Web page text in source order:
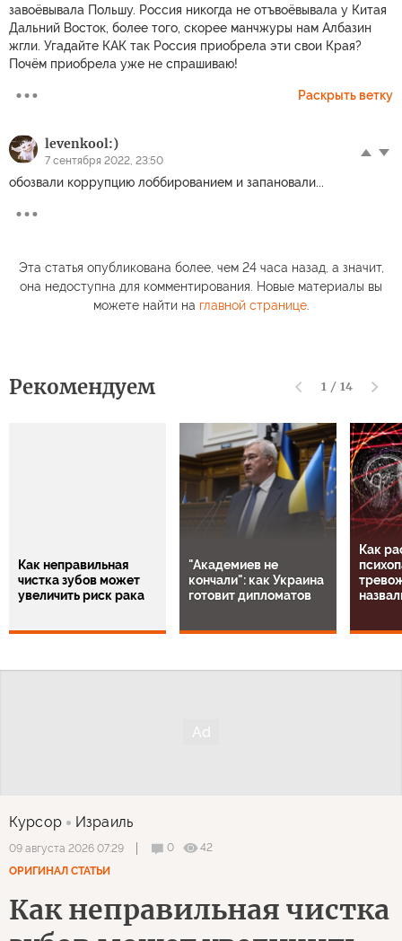
завоёвывала Польшу. Россия никогда не отъвоёвывала у Китая
Дальний Восток, более того, скорее манчжуры нам Албазин
жгли. Угадайте КАК так Россия приобрела эти свои Края?
Почём приобрела уже не спрашиваю!
Раскрыть ветку
levenkool:)
7 сентября 2022, 23:50
обозвали коррупцию лоббированием и запановали...
Эта статья опубликована более, чем 24 часа назад, а значит,
она недоступна для комментирования. Новые материалы вы
можете найти на главной странице.
Рекомендуем 1 / 14
Как неправильная
чистка зубов может
увеличить риск рака
"Академиев не
кончали": как Украина
готовит дипломатов
Как
Курсор Израиль
09 августа 2026 07:29 0
42
ОРИГИНАЛ СТАТЬИ
Как неправильная чистка